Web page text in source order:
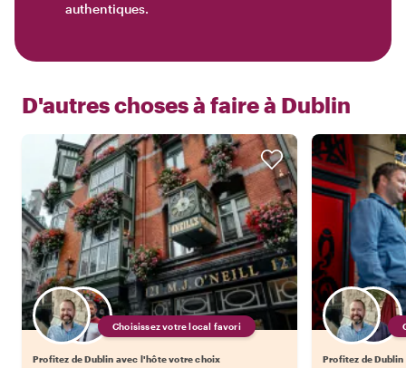
authentiques.
D'autres choses à faire à Dublin
Choisissez votre local favori
Profitez de Dublin avec l'hôte votre choix Profitez de